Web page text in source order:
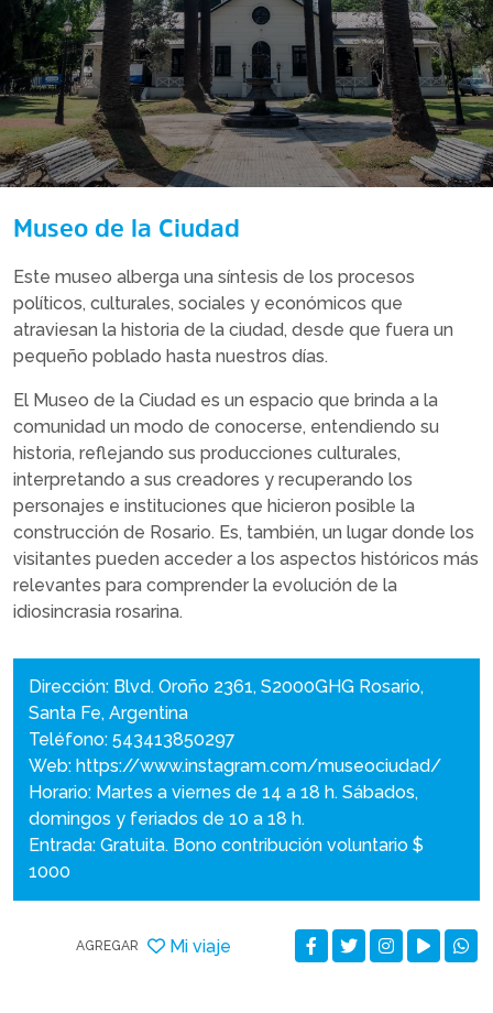
Museo de la Ciudad
Este museo alberga una síntesis de los procesos
políticos, culturales, sociales y económicos que
atraviesan la historia de la ciudad, desde que fuera un
pequeño poblado hasta nuestros días.
El Museo de la Ciudad es un espacio que brinda a la
comunidad un modo de conocerse, entendiendo su
historia, reflejando sus producciones culturales,
interpretando a sus creadores y recuperando los
personajes e instituciones que hicieron posible la
construcción de Rosario. Es, también, un lugar donde los
visitantes pueden acceder a los aspectos históricos más
relevantes para comprender la evolución de la
idiosincrasia rosarina.
Dirección: Blvd. Oroño 2361, S2000GHG Rosario,
Santa Fe, Argentina
Teléfono: 543413850297
Web: https://www.instagram.com/museociudad/
Horario: Martes a viernes de 14 a 18 h. Sábados,
domingos y feriados de 10 a 18 h.
Entrada: Gratuita. Bono contribución voluntario $
1000
AGREGAR Mi viaje